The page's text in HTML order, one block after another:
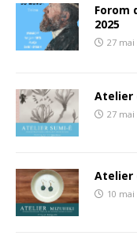
Forom
2025
27 mai
Atelier
27 mai
Atelier
10 mai